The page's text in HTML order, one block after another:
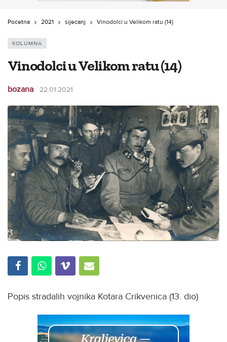
Početna 2021 siječanj Vinodolci u Velikom ratu (14)
KOLUMNA
Vinodolci u Velikom ratu (14)
bozana 22.01.2021
Popis stradalih vojnika Kotara Crikvenica (13. dio)